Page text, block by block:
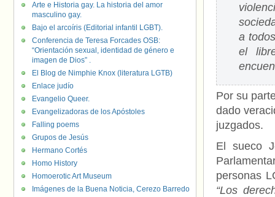
a
el
Por su
dado
juzgados.
El sueco
personas
“Los
Arte e Historia gay. La historia del amor
masculino gay.
Bajo el arcoíris (Editorial infantil LGBT).
Conferencia de Teresa Forcades OSB:
“Orientación sexual, identidad de género e
imagen de Dios” .
El Blog de Nimphie Knox (literatura LGTB)
Enlace judío
Evangelio Queer.
Evangelizadoras de los Apóstoles
Falling poems
Grupos de Jesús
Hermano Cortés
Homo History
Homoerotic Art Museum
Imágenes de la Buena Noticia, Cerezo Barredo